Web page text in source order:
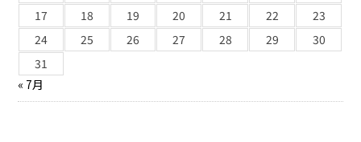
17
18 19 20 21 22
23
24
25 26 27 28 29
30
31
« 7月